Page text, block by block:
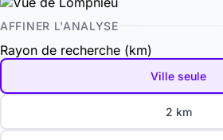
AFFINER L'ANALYSE
Rayon de recherche (km)
Ville seule
2 km